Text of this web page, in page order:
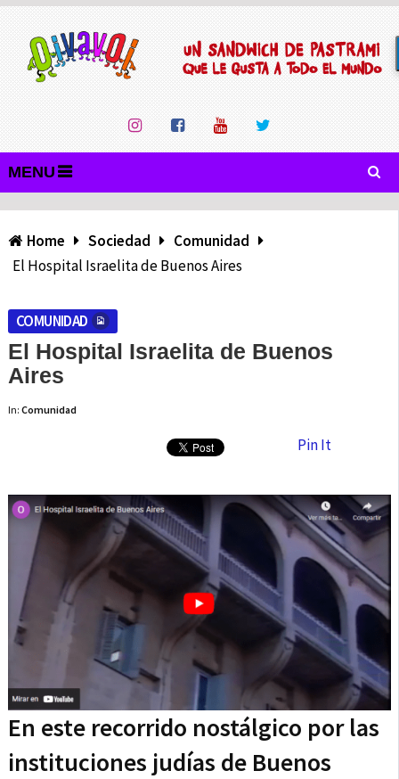
MENU
Home Sociedad
Comunidad
El Hospital Israelita de Buenos Aires
COMUNIDAD
El Hospital Israelita de Buenos
Aires
In: Comunidad
Pin It
En este recorrido nostálgico por las
instituciones judías de Buenos